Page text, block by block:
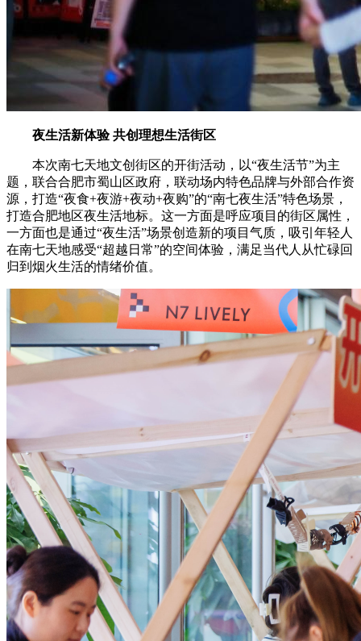
夜生活新体验 共创理想生活街区
本次南七天地文创街区的开街活动，以“夜生活节”为主
题，联合合肥市蜀山区政府，联动场内特色品牌与外部合作资
源，打造“夜食+夜游+夜动+夜购”的“南七夜生活”特色场景，
打造合肥地区夜生活地标。这一方面是呼应项目的街区属性，
一方面也是通过“夜生活”场景创造新的项目气质，吸引年轻人
在南七天地感受“超越日常”的空间体验，满足当代人从忙碌回
归到烟火生活的情绪价值。